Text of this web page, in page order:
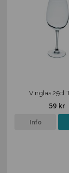
Vinglas 25cl
59 kr
Info